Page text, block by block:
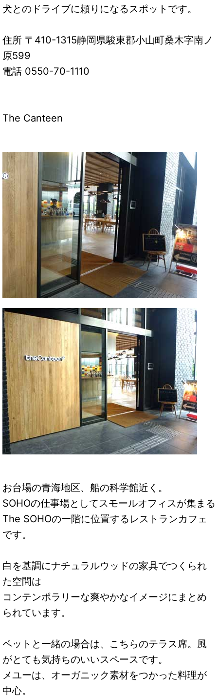
犬とのドライブに頼りになるスポットです。
住所 〒410-1315静岡県駿東郡小山町桑木字南ノ
原599
電話 0550-70-1110
The Canteen
お台場の青海地区、船の科学館近く。
SOHOの仕事場としてスモールオフィスが集まる
The SOHOの一階に位置するレストランカフェ
です。
白を基調にナチュラルウッドの家具でつくられ
た空間は
コンテンポラリーな爽やかなイメージにまとめ
られています。
ペットと一緒の場合は、こちらのテラス席。風
がとても気持ちのいいスペースです。
メユーは、オーガニック素材をつかった料理が
中心。